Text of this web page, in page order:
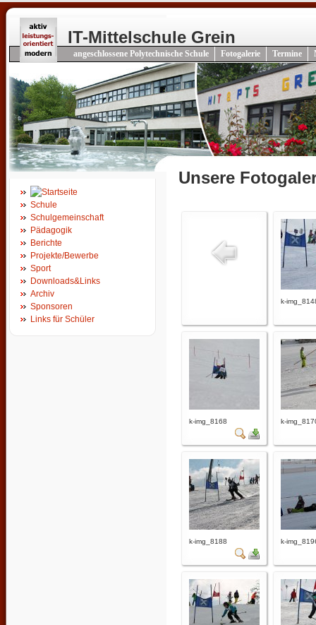
IT-Mittelschule Grein
angeschlossene Polytechnische Schule Fotogalerie Termine
Schule
Schulgemeinschaft
Pädagogik
Berichte
Projekte/Bewerbe
Sport
Downloads&Links
Archiv
Sponsoren
Links für Schüler
Unsere
k-
k-img_8168 k-
k-img_8188 k-